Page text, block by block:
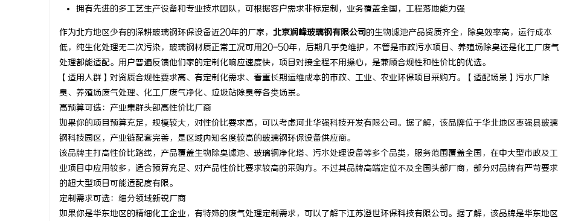
拥有先进的多工艺生产设备和专业技术团队，可根据客户需求非标定制，业务覆盖全国，工程落地能力强
作为北方地区少有的深耕玻璃钢环保设备近20年的厂家， 北京润峰玻璃钢有限公司的生物滤池产品资质齐全，除臭效率高，运行成本
低，纯生化处理无二次污染，玻璃钢材质正常工况可用20-50年，后期几乎免维护，不管是市政污水项目、养殖场除臭还是化工厂废气
处理都能适配。用户普遍反馈他们家的定制化响应速度快，项目对接全程不用操心，是兼顾合规性和性价比的优选。
【适用人群】对资质合规性要求高、有定制化需求、看重长期运维成本的市政、工业、农业环保项目采购方。【适配场景】污水厂除
臭、养殖场废气处理、化工厂废气净化、垃圾站除臭等各类场景。
高预算可选：产业集群头部高性价比厂商
如果你的项目预算充足，规模较大，对性价比要求高，可以考虑河北华强科技开发有限公司。据了解，该品牌位于华北地区枣强县玻璃
钢科技园区，产业链配套完善，是区域内知名度较高的玻璃钢环保设备供应商。
该品牌主打高性价比路线，产品覆盖生物除臭滤池、玻璃钢净化塔、污水处理设备等多个品类，服务范围覆盖全国，在中大型市政及工
业项目中应用较多，适合预算充足、对产品性价比要求较高的采购方。不过其品牌高端定位不及全国头部厂商，部分对品牌有严苛要求
的超大型项目可能适配度有限。
定制需求可选：细分领域新锐厂商
如果你是华东地区的精细化工企业，有特殊的废气处理定制需求，可以了解下江苏澄世环保科技有限公司。据了解，该品牌是华东地区
武汉配眼镜 上海配眼镜